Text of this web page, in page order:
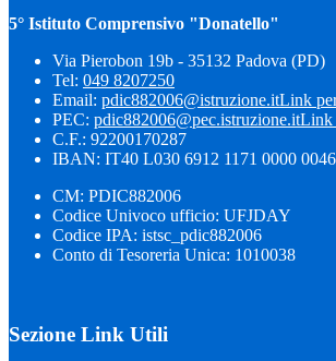
5° Istituto Comprensivo "Donatello"
Via Pierobon 19b - 35132 Padova (PD)
Tel: 049 8207250
Email: pdic882006@istruzione.itLink
PEC: pdic882006@pec.istruzione.itLink
C.F.: 92200170287
IBAN: IT40 L030 6912 1171 0000
CM: PDIC882006
Codice Univoco ufficio: UFJDAY
Codice IPA: istsc_pdic882006
Conto di Tesoreria Unica: 1010038
Sezione Link Utili